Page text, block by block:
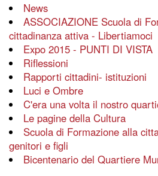
News
ASSOCIAZIONE Scuola di
cittadinanza attiva - Libertiamoci
Expo 2015 - PUNTI DI VISTA
Riflessioni
Rapporti cittadini- istituzioni
Luci e Ombre
C'era una volta il nostro
Le pagine della Cultura
Scuola di Formazione alla
genitori e figli
Bicentenario del Quartiere